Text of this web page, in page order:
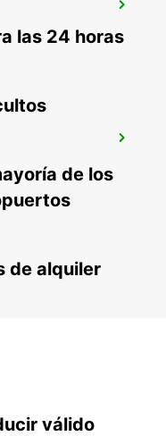
las 24 horas
de los
de alquiler
válido